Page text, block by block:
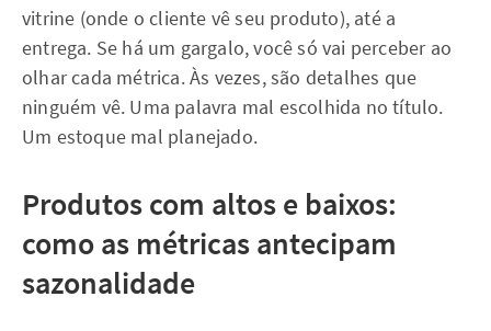
vitrine (onde o cliente vê seu produto), até a
entrega. Se há um gargalo, você só vai perceber ao
olhar cada métrica. Às vezes, são detalhes que
ninguém vê. Uma palavra mal escolhida no título.
Um estoque mal planejado.
Produtos com altos e baixos:
como as métricas antecipam
sazonalidade